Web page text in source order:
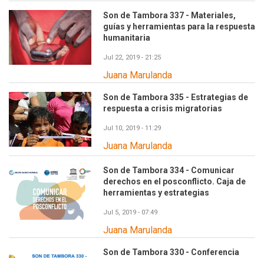
Son de Tambora 337 - Materiales,
guías y herramientas para la respuesta
humanitaria
Jul 22, 2019 - 21:25
Juana Marulanda
Son de Tambora 335 - Estrategias de
respuesta a crisis migratorias
Jul 10, 2019 - 11:29
Juana Marulanda
Son de Tambora 334 - Comunicar
derechos en el posconflicto. Caja de
herramientas y estrategias
Jul 5, 2019 - 07:49
Juana Marulanda
Son de Tambora 330 - Conferencia